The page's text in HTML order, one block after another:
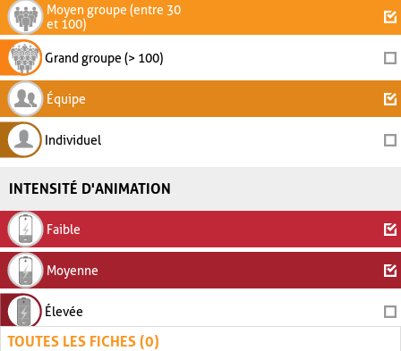
Moyen groupe (entre 30
et 100)
Grand groupe (> 100)
Équipe
Individuel
INTENSITÉ D'ANIMATION
Faible
Moyenne
Élevée
TOUTES LES FICHES (0)